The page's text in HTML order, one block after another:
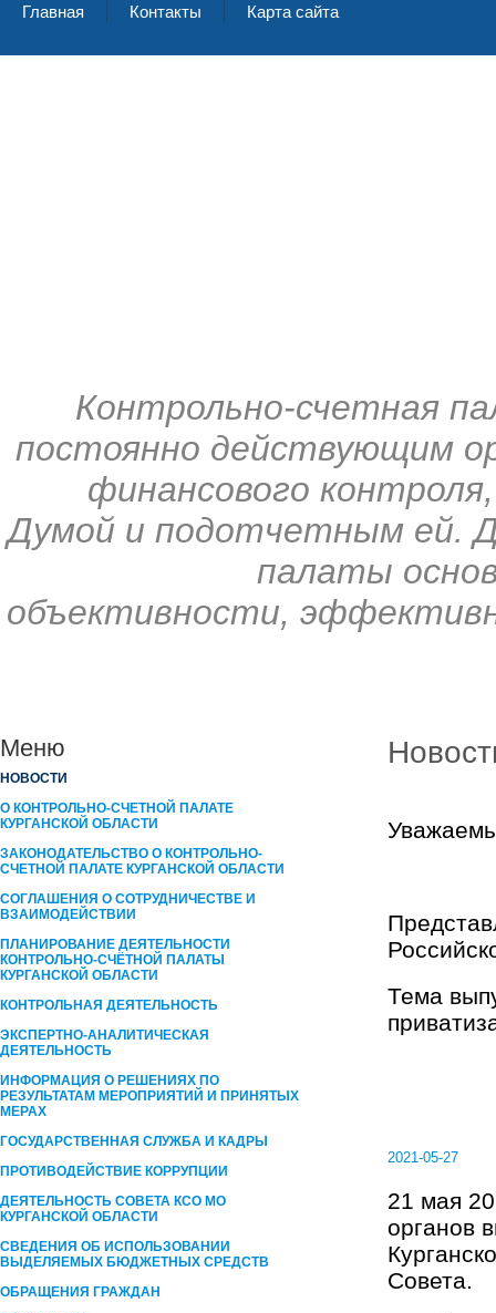
Главная Контакты Карта сайта
Контрольно-счетная
постоянно действующим
финансового
Думой и подотчетным ей.
палаты
объективности,
Меню
НОВОСТИ
О КОНТРОЛЬНО-СЧЕТНОЙ ПАЛАТЕ
КУРГАНСКОЙ ОБЛАСТИ
ЗАКОНОДАТЕЛЬСТВО О КОНТРОЛЬНО-
СЧЕТНОЙ ПАЛАТЕ КУРГАНСКОЙ ОБЛАСТИ
СОГЛАШЕНИЯ О СОТРУДНИЧЕСТВЕ И
ВЗАИМОДЕЙСТВИИ
ПЛАНИРОВАНИЕ ДЕЯТЕЛЬНОСТИ
КОНТРОЛЬНО-СЧЁТНОЙ ПАЛАТЫ
КУРГАНCКОЙ ОБЛАСТИ
КОНТРОЛЬНАЯ ДЕЯТЕЛЬНОСТЬ
ЭКСПЕРТНО-АНАЛИТИЧЕСКАЯ
ДЕЯТЕЛЬНОСТЬ
ИНФОРМАЦИЯ О РЕШЕНИЯХ ПО
РЕЗУЛЬТАТАМ МЕРОПРИЯТИЙ И ПРИНЯТЫХ
МЕРАХ
ГОСУДАРСТВЕННАЯ СЛУЖБА И КАДРЫ
ПРОТИВОДЕЙСТВИЕ КОРРУПЦИИ
ДЕЯТЕЛЬНОСТЬ СОВЕТА КСО МО
КУРГАНСКОЙ ОБЛАСТИ
СВЕДЕНИЯ ОБ ИСПОЛЬЗОВАНИИ
ВЫДЕЛЯЕМЫХ БЮДЖЕТНЫХ СРЕДСТВ
ОБРАЩЕНИЯ ГРАЖДАН
Тема
2021-05-27
21 мая
органов
Совета.